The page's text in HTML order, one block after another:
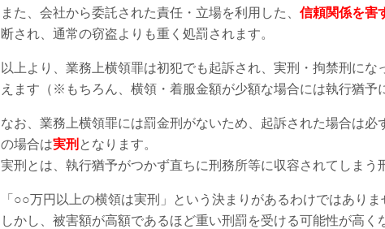
また、会社から委託された責任・立場を利用した、 信頼関係を害
断され、通常の窃盗よりも重く処罰されます。
以上より、業務上横領罪は初犯でも起訴され、実刑・拘禁刑に
えます（※もちろん、横領・着服金額が少額な場合には執行猶予
なお、業務上横領罪には罰金刑がないため、起訴された場合は
の場合は実刑 となります。
実刑とは、執行猶予がつかず直ちに刑務所等に収容されてしまう
「○○万円以上の横領は実刑」という決まりがあるわけではありま
しかし、被害額が高額であるほど重い刑罰を受ける可能性が高く